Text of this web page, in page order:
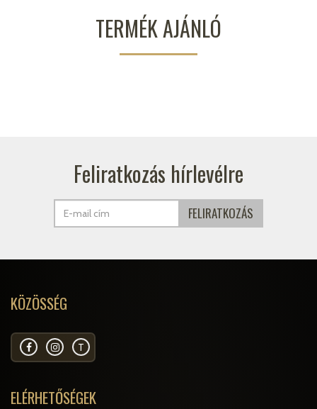
TERMÉK AJÁNLÓ
Feliratkozás hírlevélre
KÖZÖSSÉG
T
ELÉRHETŐSÉGEK